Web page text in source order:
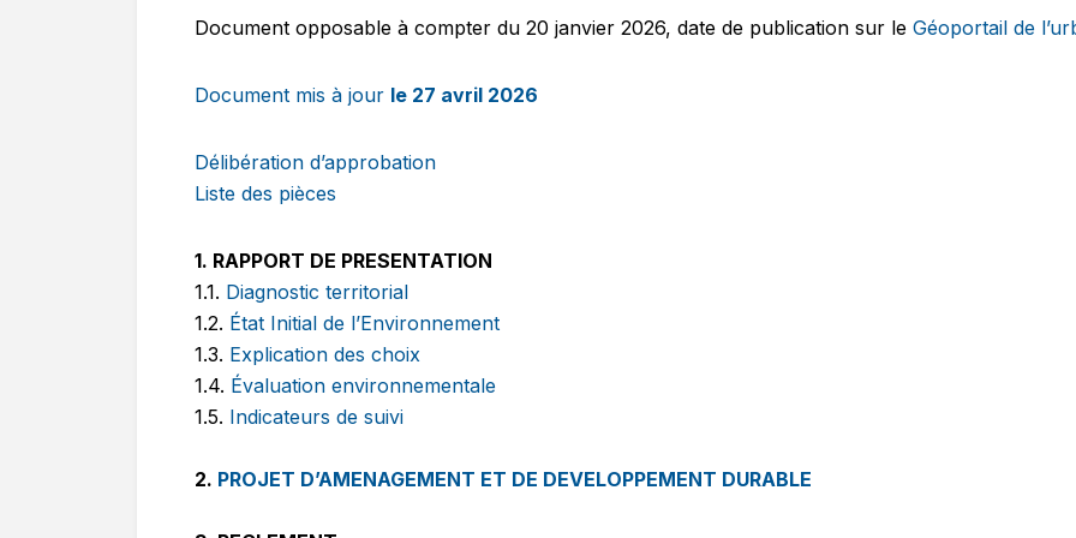
Document opposable à compter du 20 janvier 2026, date de publication sur le Géoportail de
Document mis à jour le 27 avril 2026
Délibération d’approbation
Liste des pièces
1. RAPPORT DE PRESENTATION
1.1. Diagnostic territorial
1.2. État Initial de l’Environnement
1.3. Explication des choix
1.4. Évaluation environnementale
1.5. Indicateurs de suivi
2. PROJET D’AMENAGEMENT ET DE DEVELOPPEMENT DURABLE